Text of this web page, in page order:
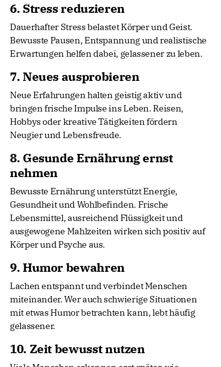
6. Stress reduzieren
Dauerhafter Stress belastet Körper und Geist.
Bewusste Pausen, Entspannung und realistische
Erwartungen helfen dabei, gelassener zu leben.
7. Neues ausprobieren
Neue Erfahrungen halten geistig aktiv und
bringen frische Impulse ins Leben. Reisen,
Hobbys oder kreative Tätigkeiten fördern
Neugier und Lebensfreude.
8. Gesunde Ernährung ernst
nehmen
Bewusste Ernährung unterstützt Energie,
Gesundheit und Wohlbefinden. Frische
Lebensmittel, ausreichend Flüssigkeit und
ausgewogene Mahlzeiten wirken sich positiv auf
Körper und Psyche aus.
9. Humor bewahren
Lachen entspannt und verbindet Menschen
miteinander. Wer auch schwierige Situationen
mit etwas Humor betrachten kann, lebt häufig
gelassener.
10. Zeit bewusst nutzen